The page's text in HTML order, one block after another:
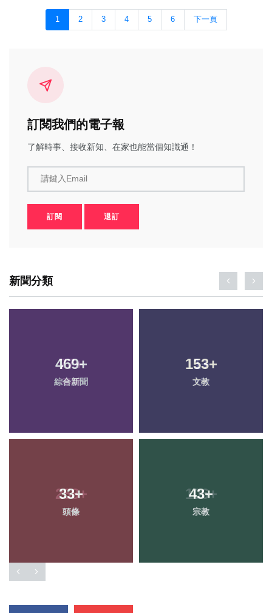
1 2 3 4 5 6 下一頁
訂閱我們的電子報
了解時事、接收新知、在家也能當個知識通！
請鍵入Email
訂閱 退訂
新聞分類
469+
綜合新聞
153+
文教
33+
頭條
43+
宗教